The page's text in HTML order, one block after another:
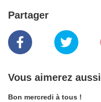
Partager
Vous aimerez aussi
Bon mercredi à tous !